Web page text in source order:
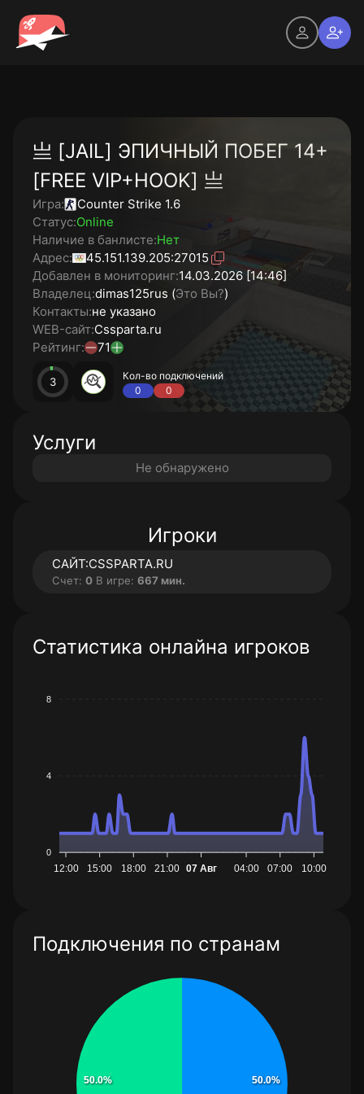
亗 [JAIL] ЭПИЧНЫЙ ПОБЕГ 14+
[FREE VIP+HOOK] 亗
Игра:
Counter Strike 1.6
Статус:Online
Наличие в банлисте:Нет
Адрес:
45.151.139.205:27015
Добавлен в мониторинг:14.03.2026 [14:46]
Владелец:dimas125rus (Это Вы?)
Контакты:не указано
WEB-сайт:Cssparta.ru
Рейтинг:
71
3
Кол-во подключений
0
0
Услуги
Не обнаружено
Игроки
САЙТ:CSSPARTA.RU
Счет: 0 В игре: 667 мин.
Статистика онлайна игроков
8
4
0
12:00 15:00 18:00 21:00 07 Авг 04:00 07:00 10:00
Подключения по странам
50.0%
50.0%